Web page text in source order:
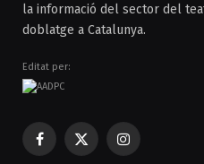
la informació del sector del
doblatge a Catalunya.
Editat per:
Facebook
X
Instagram